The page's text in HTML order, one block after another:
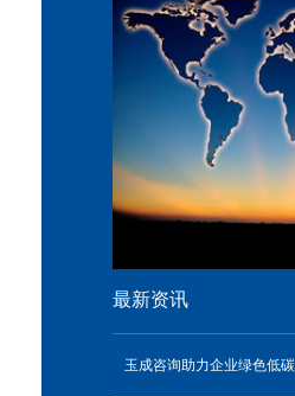
最新资讯